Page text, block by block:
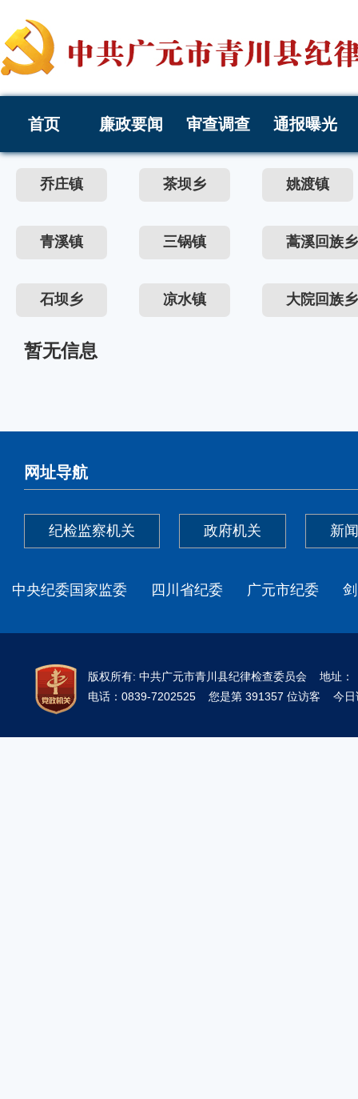
首页 廉政要闻 审查调查 通报曝光
乔庄镇 茶坝乡 姚渡镇
青溪镇 三锅镇 蒿溪回族乡
石坝乡 凉水镇 大院回族乡
暂无信息
网址导航
纪检监察机关 政府机关 新
中央纪委国家监委 四川省纪委 广元市纪委
版权所有: 中共广元市青川县纪律检查委员会 地址
电话：0839-7202525 您是第 391357 位访客 今